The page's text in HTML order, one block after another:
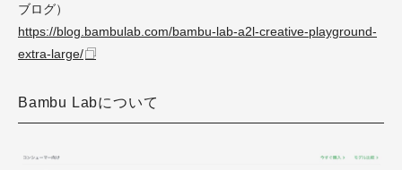
ブログ）
https://blog.bambulab.com/bambu-lab-a2l-creative-playground-
extra-large/
Bambu Labについて